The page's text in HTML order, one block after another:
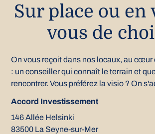
Sur place ou en
vous de
On vous reçoit dans nos locaux, au cœur
: un conseiller qui connaît le terrain et
rencontrer. Vous préférez la visio ? On
Accord Investissement
146 Allée Helsinki
83500 La Seyne-sur-Mer